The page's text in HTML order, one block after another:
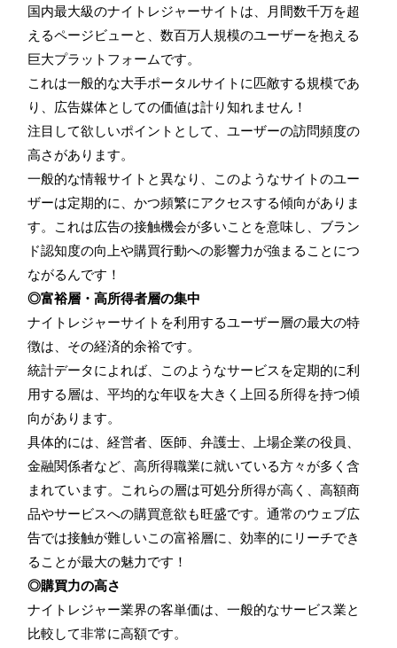
国内最大級のナイトレジャーサイトは、月間数千万を超
えるページビューと、数百万人規模のユーザーを抱える
巨大プラットフォームです。
これは一般的な大手ポータルサイトに匹敵する規模であ
り、広告媒体としての価値は計り知れません！
注目して欲しいポイントとして、ユーザーの訪問頻度の
高さがあります。
一般的な情報サイトと異なり、このようなサイトのユー
ザーは定期的に、かつ頻繁にアクセスする傾向がありま
す。これは広告の接触機会が多いことを意味し、ブラン
ド認知度の向上や購買行動への影響力が強まることにつ
ながるんです！
◎富裕層・高所得者層の集中
ナイトレジャーサイトを利用するユーザー層の最大の特
徴は、その経済的余裕です。
統計データによれば、このようなサービスを定期的に利
用する層は、平均的な年収を大きく上回る所得を持つ傾
向があります。
具体的には、経営者、医師、弁護士、上場企業の役員、
金融関係者など、高所得職業に就いている方々が多く含
まれています。これらの層は可処分所得が高く、高額商
品やサービスへの購買意欲も旺盛です。通常のウェブ広
告では接触が難しいこの富裕層に、効率的にリーチでき
ることが最大の魅力です！
◎購買力の高さ
ナイトレジャー業界の客単価は、一般的なサービス業と
比較して非常に高額です。